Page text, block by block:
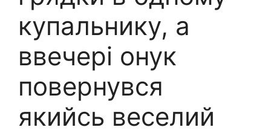
купальнику, а
ввечері онук
повернувся
якийсь веселий